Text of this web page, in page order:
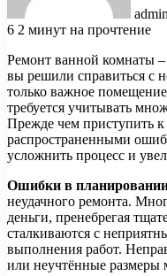
admin
6 2 минут на прочтение
Ремонт ванной комнаты –
вы решили справиться с
только важное
требуется учитывать
Прежде чем приступить к
распространенными
усложнить процесс и
Ошибки в
неудачного ремонта.
деньги, пренебрегая
сталкиваются с
выполнения работ.
или неучтённые размеры